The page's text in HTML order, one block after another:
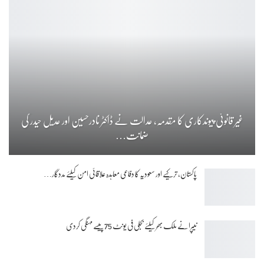
غیر قانونی پیوندکاری کا مقدمہ، عدالت نے ڈاکٹر نادرحسین اور عدیل حیدر کی
ضمانت…
پاکستان، ترکیے اور سعودیہ کا دفاعی معاہدہ علاقائی امن کیلئے مددگار…
نیپرا نے ملک بھر کیلئے بجلی فی یونٹ 75 پیسے مہنگی کردی